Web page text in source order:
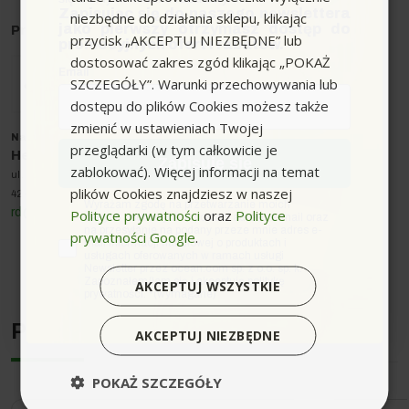
Zastosowanie
Usuwanie rdzy, farby
Usuwanie uporczywych zabrudzeń
Kompatybilne urządzenia
Zestaw przeznaczony jest do domowych myjek
Producent : Wolf
Nazwa producenta oraz o soba odpowiedzialna w UE
Heated Box sp. z o.o.
ul. Korfantego 16
42-200 Częstochowa
rd@heatedbox.pl
Podobne urządzenia
niezbędne do działania sklepu, klikając
przycisk „AKCEPTUJ NIEZBĘDNE” lub
dostosować zakres zgód klikając „POKAŻ
SZCZEGÓŁY”. Warunki przechowywania lub
dostępu do plików Cookies możesz także
zmienić w ustawieniach Twojej
przeglądarki (w tym całkowicie je
zablokować). Więcej informacji na temat
plików Cookies znajdziesz w naszej
Polityce prywatności oraz Polityce
prywatności Google.
AKCEPTUJ WSZYSTKIE
AKCEPTUJ NIEZBĘDNE
POKAŻ SZCZEGÓŁY
Zapisując się do naszego newslettera
jako pierwszy otrzymasz dostęp do
promocyjnych ofert i rabatów.
Email
Zapisuję się
zgodaWyrażam zgodę na przetwarzanie moich
danych osobowych w postaci adresu e-mail oraz
na przesyłanie na podany przeze mnie adres e-
mail informacji handlowej o produktach i
Newsletter przez ocean.com sp. z o.o. sp. k.
Zapoznałem/łam się i akceptuję politykę
prywatności. *(wymagane)